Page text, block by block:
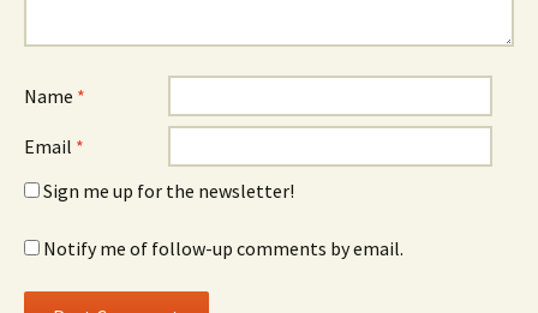
Name *
Email *
Sign me up for the newsletter!
Notify me of follow-up comments by email.